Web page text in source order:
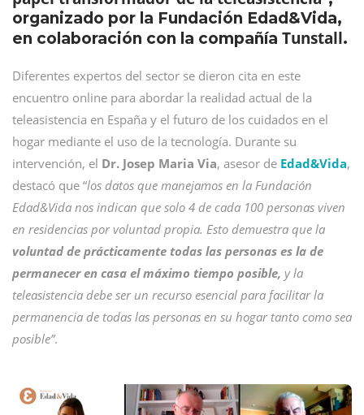
organizado por la Fundación Edad&Vida,
en colaboración con la compañía Tunstall.
Diferentes expertos del sector se dieron cita en este
encuentro online para abordar la realidad actual de la
teleasistencia en España y el futuro de los cuidados en el
hogar mediante el uso de la tecnología. Durante su
intervención, el Dr. Josep Maria Via, asesor de Edad&Vida,
destacó que “los datos que manejamos en la Fundación
Edad&Vida nos indican que solo 4 de cada 100 personas viven
en residencias por voluntad propia. Esto demuestra que la
voluntad de prácticamente todas las personas es la de
permanecer en casa el máximo tiempo posible, y la
teleasistencia debe ser un recurso esencial para facilitar la
permanencia de todas las personas en su hogar tanto como sea
posible”.